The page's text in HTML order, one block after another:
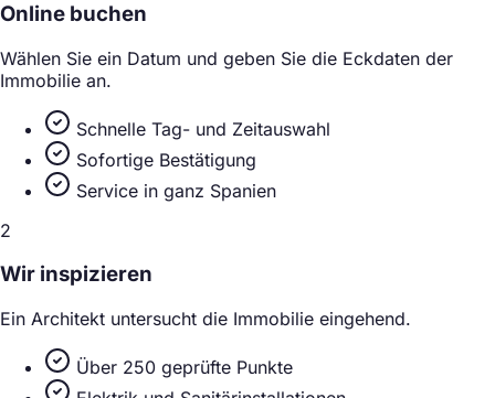
Online buchen
Wählen Sie ein Datum und geben Sie die Eckdaten der
Immobilie an.
Schnelle Tag- und Zeitauswahl
Sofortige Bestätigung
Service in ganz Spanien
2
Wir inspizieren
Ein Architekt untersucht die Immobilie eingehend.
Über 250 geprüfte Punkte